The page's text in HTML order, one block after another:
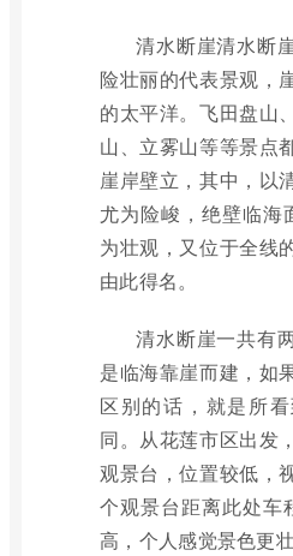
清水断崖清水断
险壮丽的代表景观，
的太平洋。飞田盘山
山、立雾山等等景点
崖岸壁立，其中，以
尤为险峻，绝壁临海
为壮观，又位于全线
由此得名。
清水断崖一共有
是临海靠崖而建，如
区别的话，就是所
同。从花莲市区出发
观景台，位置较低，
个观景台距离此处车
高，个人感觉景色更壮